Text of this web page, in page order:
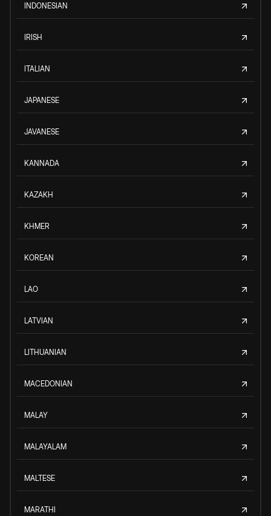
INDONESIAN
IRISH
ITALIAN
JAPANESE
JAVANESE
KANNADA
KAZAKH
KHMER
KOREAN
LAO
LATVIAN
LITHUANIAN
MACEDONIAN
MALAY
MALAYALAM
MALTESE
MARATHI